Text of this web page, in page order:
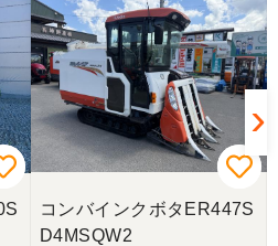
コンバインクボタER447S
D4MSQW2